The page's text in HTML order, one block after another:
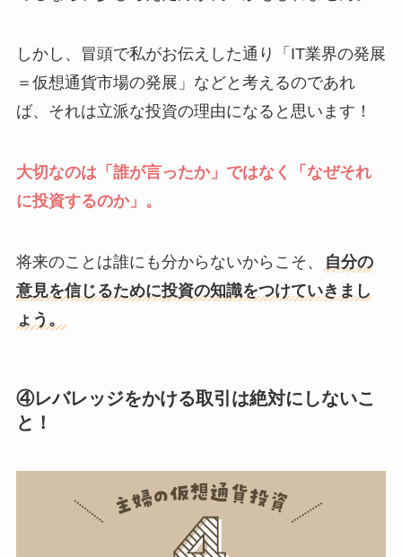
しかし、冒頭で私がお伝えした通り「IT業界の発展
＝仮想通貨市場の発展」などと考えるのであれ
ば、それは立派な投資の理由になると思います！
大切なのは「誰が言ったか」ではなく「なぜそれ
に投資するのか」。
将来のことは誰にも分からないからこそ、
自分の
意見を信じるために投資の知識をつけていきまし
ょう。
④レバレッジをかける取引は絶対にしないこ
と！